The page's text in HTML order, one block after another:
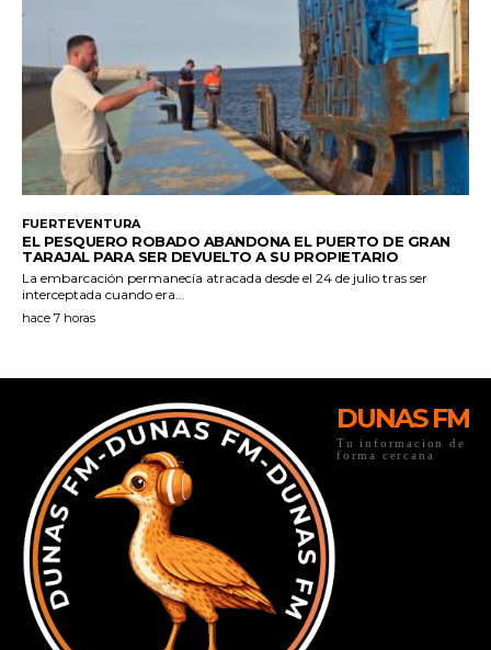
DUNAS FM
Tu informacion de
forma cercana